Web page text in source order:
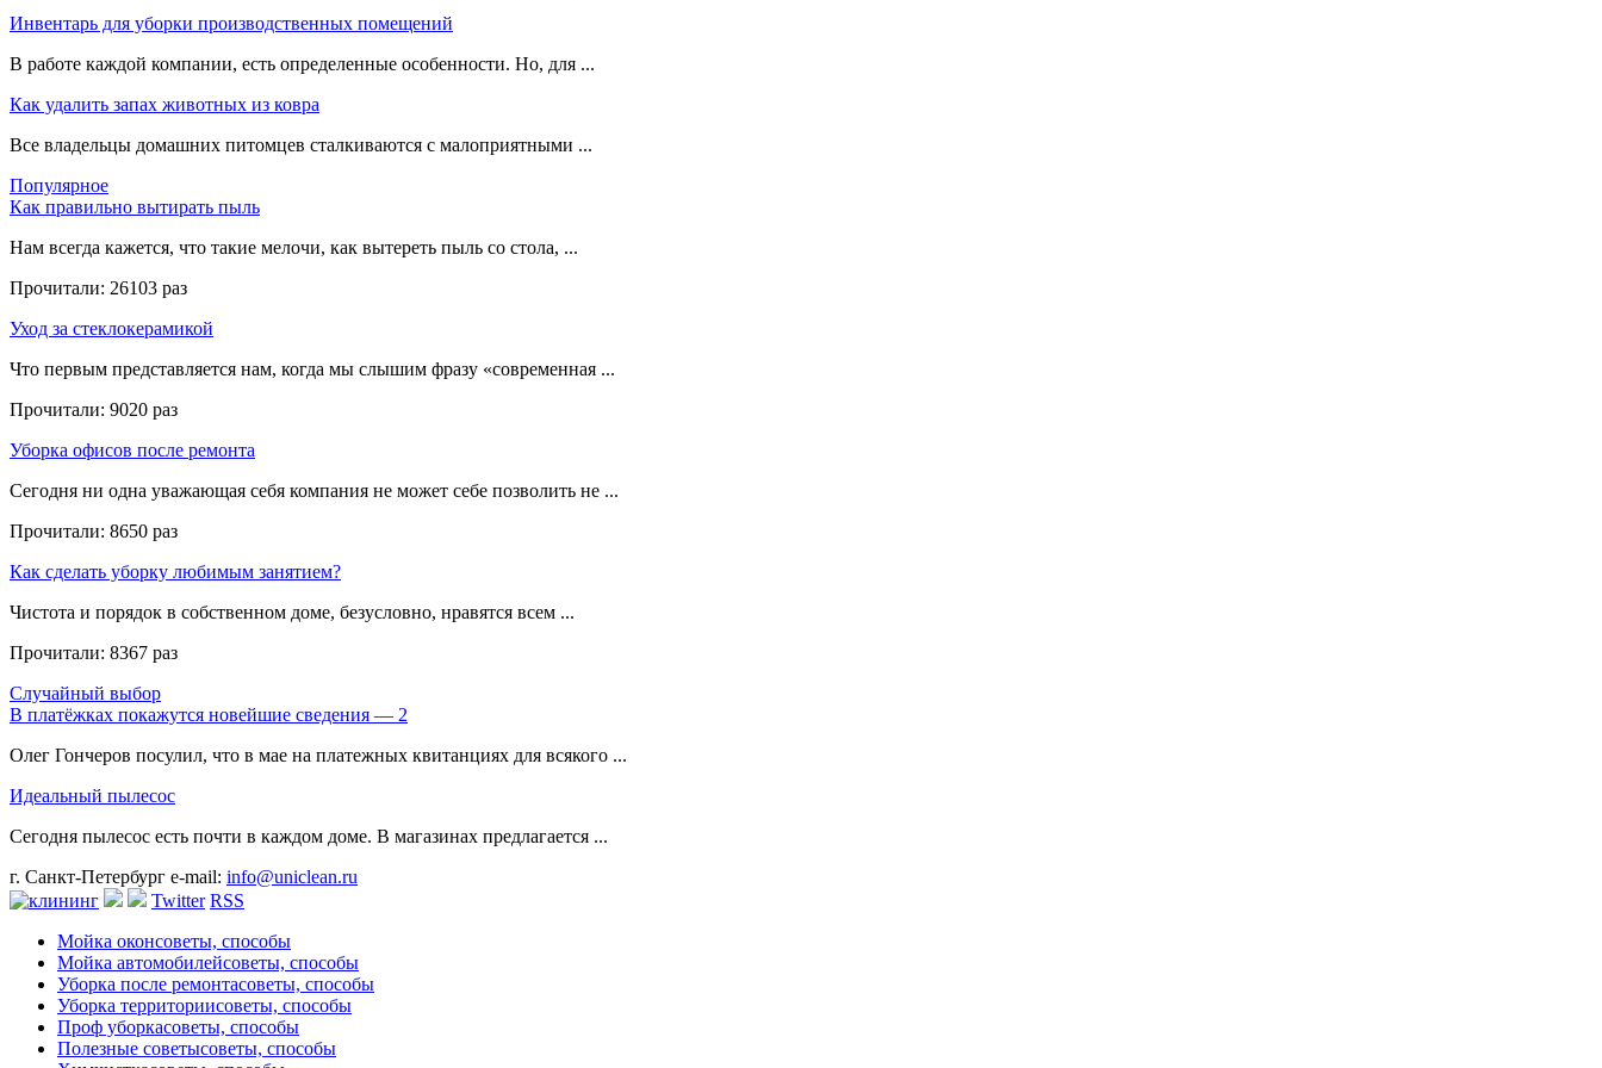
Инвентарь для уборки производственных помещений
В работе каждой компании, есть определенные особенности. Но, для ...
Как удалить запах животных из ковра
Все владельцы домашних питомцев сталкиваются с малоприятными ...
Популярное
Как правильно вытирать пыль
Нам всегда кажется, что такие мелочи, как вытереть пыль со стола, ...
Прочитали: 26103 раз
Уход за стеклокерамикой
Что первым представляется нам, когда мы слышим фразу «современная ...
Прочитали: 9020 раз
Уборка офисов после ремонта
Сегодня ни одна уважающая себя компания не может себе позволить не ...
Прочитали: 8650 раз
Как сделать уборку любимым занятием?
Чистота и порядок в собственном доме, безусловно, нравятся всем ...
Прочитали: 8367 раз
Случайный выбор
В платёжках покажутся новейшие сведения — 2
Олег Гончеров посулил, что в мае на платежных квитанциях для всякого ...
Идеальный пылесос
Сегодня пылесос есть почти в каждом доме. В магазинах предлагается ...
г. Санкт-Петербург e-mail: info@uniclean.ru
Twitter RSS
Мойка оконсоветы, способы
Мойка автомобилейсоветы, способы
Уборка после ремонтасоветы, способы
Уборка территориисоветы, способы
Проф уборкасоветы, способы
Полезные советысоветы, способы